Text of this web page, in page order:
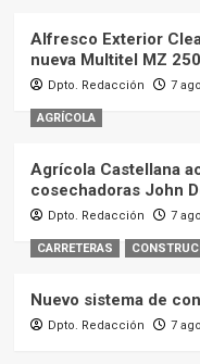
Alfresco Exterior
nueva Multitel MZ 250
Dpto. Redacción 7
AGRÍCOLA
Agrícola Castellana
cosechadoras John
Dpto. Redacción 7
CARRETERAS
Nuevo sistema de
Dpto. Redacción 7